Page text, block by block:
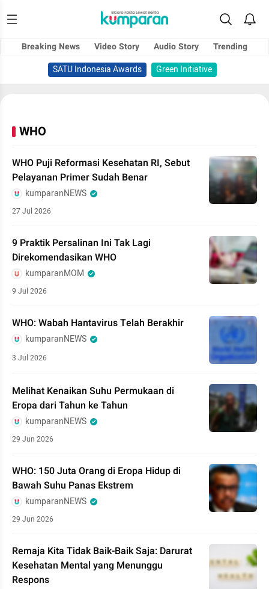
Breaking News Video Story Audio Story
Trending
SATU Indonesia Awards
Green Initiative
WHO
WHO Puji Reformasi Kesehatan RI, Sebut
Pelayanan Primer Sudah Benar
kumparanNEWS
27 Jul 2026
9 Praktik Persalinan Ini Tak Lagi
Direkomendasikan WHO
kumparanMOM
9 Jul 2026
WHO: Wabah Hantavirus Telah Berakhir
kumparanNEWS
3 Jul 2026
Melihat Kenaikan Suhu Permukaan di
Eropa dari Tahun ke Tahun
kumparanNEWS
29 Jun 2026
WHO: 150 Juta Orang di Eropa Hidup di
Bawah Suhu Panas Ekstrem
kumparanNEWS
29 Jun 2026
Remaja Kita Tidak Baik-Baik Saja: Darurat
Kesehatan Mental yang Menunggu
Respons